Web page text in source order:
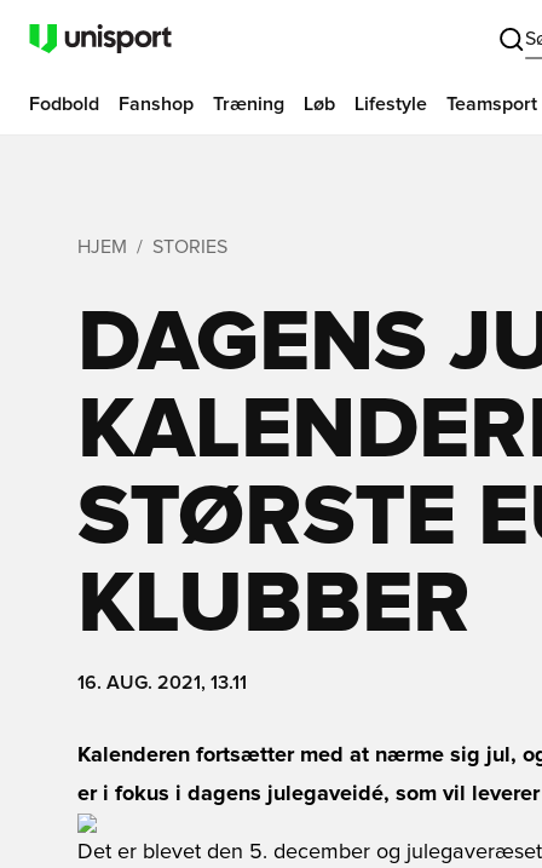
Fodbold Fanshop Træning Løb Lifestyle Teamsport
HJEM STORIES
DAGENS
STØRSTE
KLUBBER
16. AUG. 2021, 13.11
Kalenderen fortsætter med at nærme sig jul,
er i fokus i dagens julegaveidé, som vil
Det er blevet den 5. december og